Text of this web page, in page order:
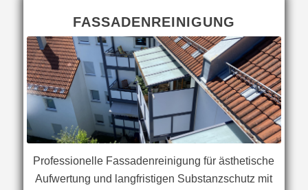
FASSADENREINIGUNG
Professionelle Fassadenreinigung für ästhetische
Aufwertung und langfristigen Substanzschutz mit